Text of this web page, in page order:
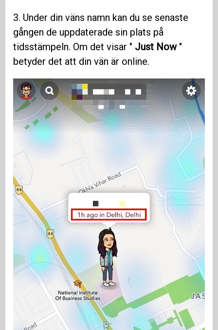
3. Under din väns namn kan du se senaste
gången de uppdaterade sin plats på
tidsstämpeln. Om det visar " Just Now"
betyder det att din vän är online.